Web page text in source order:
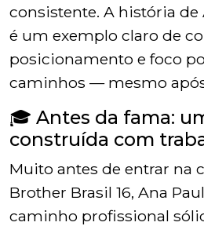
consistente. A história de
é um exemplo claro de
posicionamento e foco
caminhos — mesmo
🎓 Antes da fama:
construída com
Muito antes de entrar na
Brother Brasil 16, Ana
caminho profissional